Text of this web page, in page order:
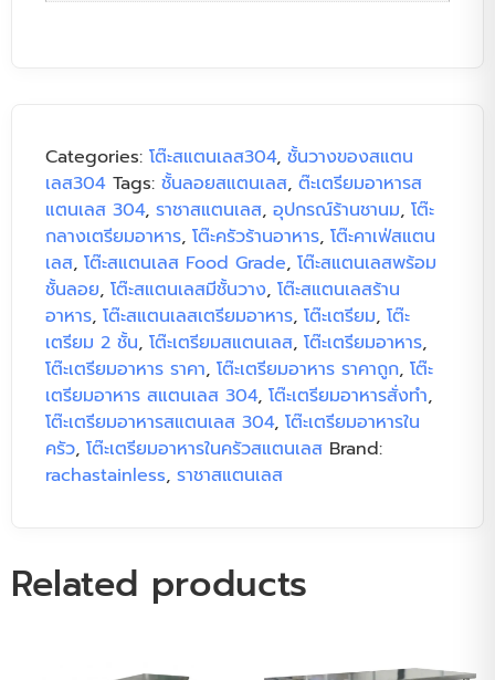
Categories: โต๊ะสแตนเลส304, ชั้นวางของสแตน
เลส304 Tags: ชั้นลอยสแตนเลส, ต๊ะเตรียมอาหารส
แตนเลส 304, ราชาสแตนเลส, อุปกรณ์ร้านชานม, โต๊ะ
กลางเตรียมอาหาร, โต๊ะครัวร้านอาหาร, โต๊ะคาเฟ่สแตน
เลส, โต๊ะสแตนเลส Food Grade, โต๊ะสแตนเลสพร้อม
ชั้นลอย, โต๊ะสแตนเลสมีชั้นวาง, โต๊ะสแตนเลสร้าน
อาหาร, โต๊ะสแตนเลสเตรียมอาหาร, โต๊ะเตรียม, โต๊ะ
เตรียม 2 ชั้น, โต๊ะเตรียมสแตนเลส, โต๊ะเตรียมอาหาร,
โต๊ะเตรียมอาหาร ราคา, โต๊ะเตรียมอาหาร ราคาถูก, โต๊ะ
เตรียมอาหาร สแตนเลส 304, โต๊ะเตรียมอาหารสั่งทำ,
โต๊ะเตรียมอาหารสแตนเลส 304, โต๊ะเตรียมอาหารใน
ครัว, โต๊ะเตรียมอาหารในครัวสแตนเลส Brand:
rachastainless, ราชาสแตนเลส
Related products